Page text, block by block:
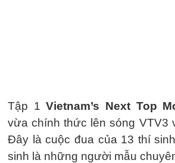
Tập 1Vietnam’s Next Top
vừa chính thức lên sóng VTV3
Đây là cuộc đua của 13 thí
sinh là những người mẫu